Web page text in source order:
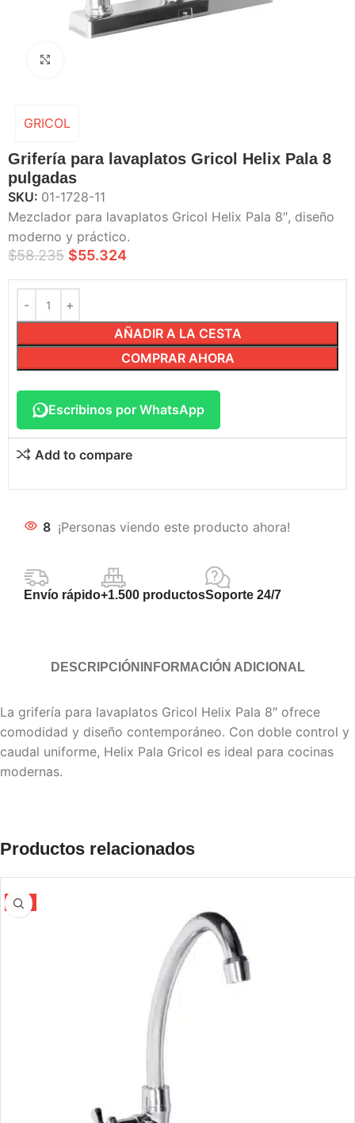
Grifería para lavaplatos Gricol Helix Pala 8
pulgadas
GRICOL
SKU: 01-1728-11
Mezclador para lavaplatos Gricol Helix Pala 8″, diseño
moderno y práctico.
$58.235 $55.324
AÑADIR A LA CESTA
COMPRAR AHORA
Escribinos por WhatsApp
Add to compare
8 ¡Personas viendo este producto ahora!
Envío rápido+1.500 productosSoporte 24/7
DESCRIPCIÓN INFORMACIÓN ADICIONAL
La grifería para lavaplatos Gricol Helix Pala 8″ ofrece
comodidad y diseño contemporáneo. Con doble control y
caudal uniforme, Helix Pala Gricol es ideal para cocinas
modernas.
Productos relacionados
-5%